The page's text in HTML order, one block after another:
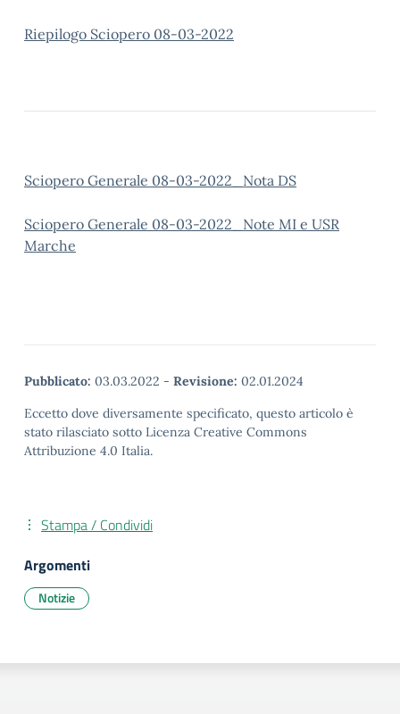
Riepilogo Sciopero 08-03-2022
Sciopero Generale 08-03-2022_Nota DS
Sciopero Generale 08-03-2022_Note MI e USR
Marche
Pubblicato: 03.03.2022 - Revisione: 02.01.2024
Eccetto dove diversamente specificato, questo articolo è
stato rilasciato sotto Licenza Creative Commons
Attribuzione 4.0 Italia.
Stampa / Condividi
Argomenti
Notizie